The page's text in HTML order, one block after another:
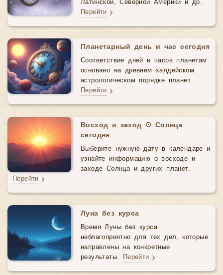
Латинской, Северной Америки и др.
Перейти
Планетарный день и час сегодня
Соответствие дней и часов планетам
основано на древнем халдейском
астрологическом порядке планет.
Перейти
Восход и заход ☉ Солнца
сегодня
Выберите нужную дату в календаре и
узнайте информацию о восходе и
заходе Солнца и других планет.
Перейти
Луна без курса
Время Луны без курса
неблагоприятно для тех дел, которые
направлены на конкретные
результаты. Перейти